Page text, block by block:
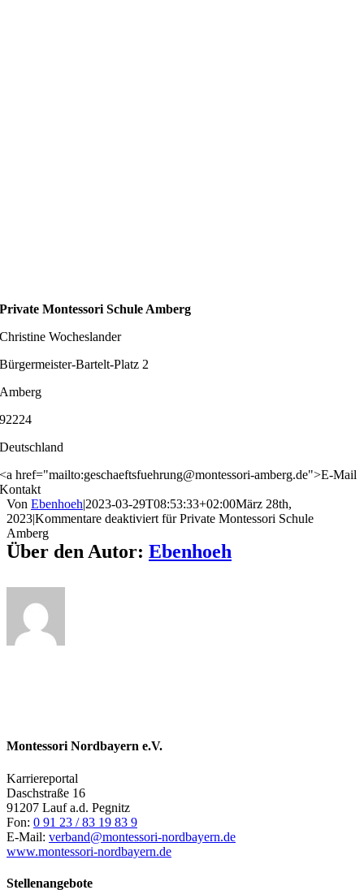
Private Montessori Schule Amberg
Christine Wocheslander
Bürgermeister-Bartelt-Platz 2
Amberg
92224
Deutschland
<a href="mailto:geschaeftsfuehrung@montessori-amberg.de">E-Mail
Kontakt
Von Ebenhoeh|2023-03-29T08:53:33+02:00März 28th,
2023|Kommentare deaktiviert für Private Montessori Schule
Amberg
Über den Autor: Ebenhoeh
Montessori Nordbayern e.V.
Karriereportal
Daschstraße 16
91207 Lauf a.d. Pegnitz
Fon: 0 91 23 / 83 19 83 9
E-Mail: verband@montessori-nordbayern.de
www.montessori-nordbayern.de
Stellenangebote